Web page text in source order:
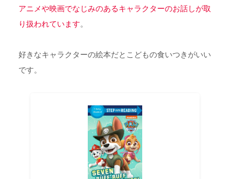
アニメや映画でなじみのあるキャラクターのお話しが取
り扱われています。
好きなキャラクターの絵本だとこどもの食いつきがいい
です。